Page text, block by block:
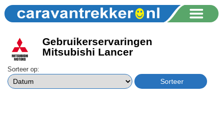
Gebruikerservaringen
Mitsubishi Lancer
Sorteer op: